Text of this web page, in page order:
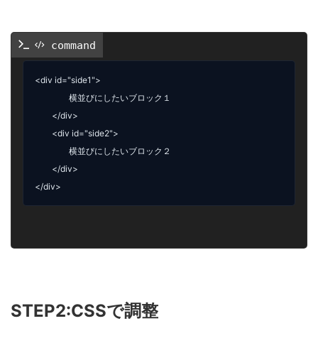
command
<div id="side1">
	<div id="side2
">
</div>
STEP2:CSSで調整